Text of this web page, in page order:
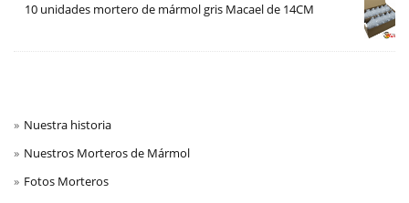
10 unidades mortero de mármol gris Macael de 14CM
Nuestra historia
Nuestros Morteros de Mármol
Fotos Morteros